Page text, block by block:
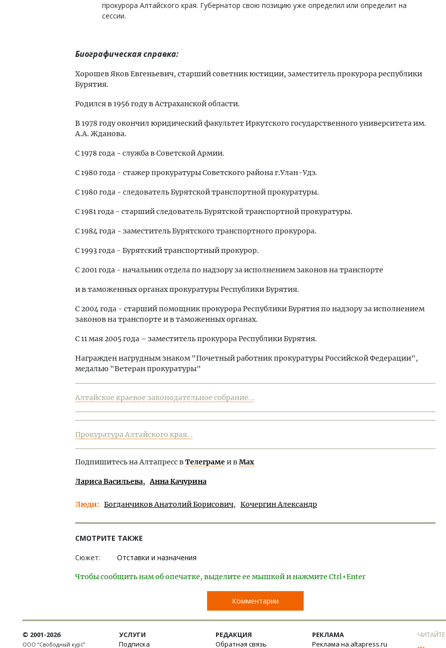
прокурора Алтайского края. Губернатор свою позицию уже определил или определит на
сессии.
Биографическая справка:
Хорошев Яков Евгеньевич, старший советник юстиции, заместитель прокурора республики
Бурятия.
Родился в 1956 году в Астраханской области.
В 1978 году окончил юридический факультет Иркутского государственного университета им.
А.А. Жданова.
С 1978 года - служба в Советской Армии.
С 1980 года - стажер прокуратуры Советского района г.Улан-Удэ.
С 1980 года - следователь Бурятской транспортной прокуратуры.
С 1981 года - старший следователь Бурятской транспортной прокуратуры.
С 1984 года - заместитель Бурятского транспортного прокурора.
С 1993 года - Бурятский транспортный прокурор.
С 2001 года - начальник отдела по надзору за исполнением законов на транспорте
и в таможенных органах прокуратуры Республики Бурятия.
С 2004 года - старший помощник прокурора Республики Бурятия по надзору за исполнением
законов на транспорте и в таможенных органах.
С 11 мая 2005 года – заместитель прокурора Республики Бурятия.
Награжден нагрудным знаком "Почетный работник прокуратуры Российской Федерации",
медалью "Ветеран прокуратуры"
Алтайское краевое законодательное собрание. .
Прокуратура Алтайского края. .
Подпишитесь на Алтапресс вТелеграмеи вMax
Лариса Васильева Анна Качурина
Люди Богданчиков Анатолий Борисович Кочергин Александр
СМОТРИТЕ ТАКЖЕ
Сюжет: Отставки и назначения
Чтобы сообщить нам об опечатке, выделите ее мышкой и нажмите Ctrl+Enter
Комментарии
© 2001-2026
ООО “Свободный курс”
УСЛУГИ
Подписка
РЕДАКЦИЯ
Обратная связь
РЕКЛАМА
Реклама на altapress.ru